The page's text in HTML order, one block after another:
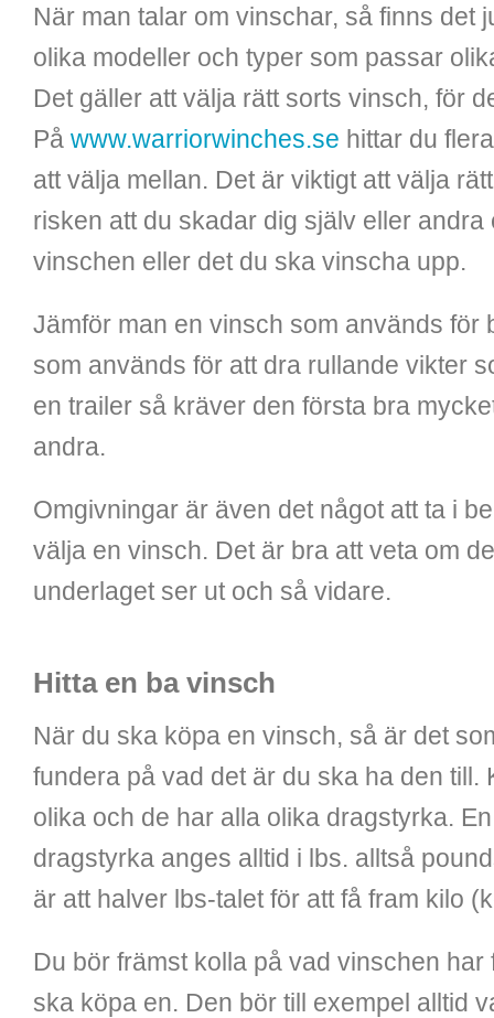
När man talar om vinschar, så finns det
olika modeller och typer som passar
Det gäller att välja rätt sorts vinsch, för
På www.warriorwinches.se hittar du
att välja mellan. Det är viktigt att välja
risken att du skadar dig själv eller andra
vinschen eller det du ska vinscha upp.
Jämför man en vinsch som används för
som används för att dra rullande vikter
en trailer så kräver den första bra
andra.
Omgivningar är även det något att ta i
välja en vinsch. Det är bra att veta om
underlaget ser ut och så vidare.
Hitta en ba vinsch
När du ska köpa en vinsch, så är det
fundera på vad det är du ska ha den till.
olika och de har alla olika dragstyrka.
dragstyrka anges alltid i lbs. alltså
är att halver lbs-talet för att få fram kilo
Du bör främst kolla på vad vinschen har
ska köpa en. Den bör till exempel alltid